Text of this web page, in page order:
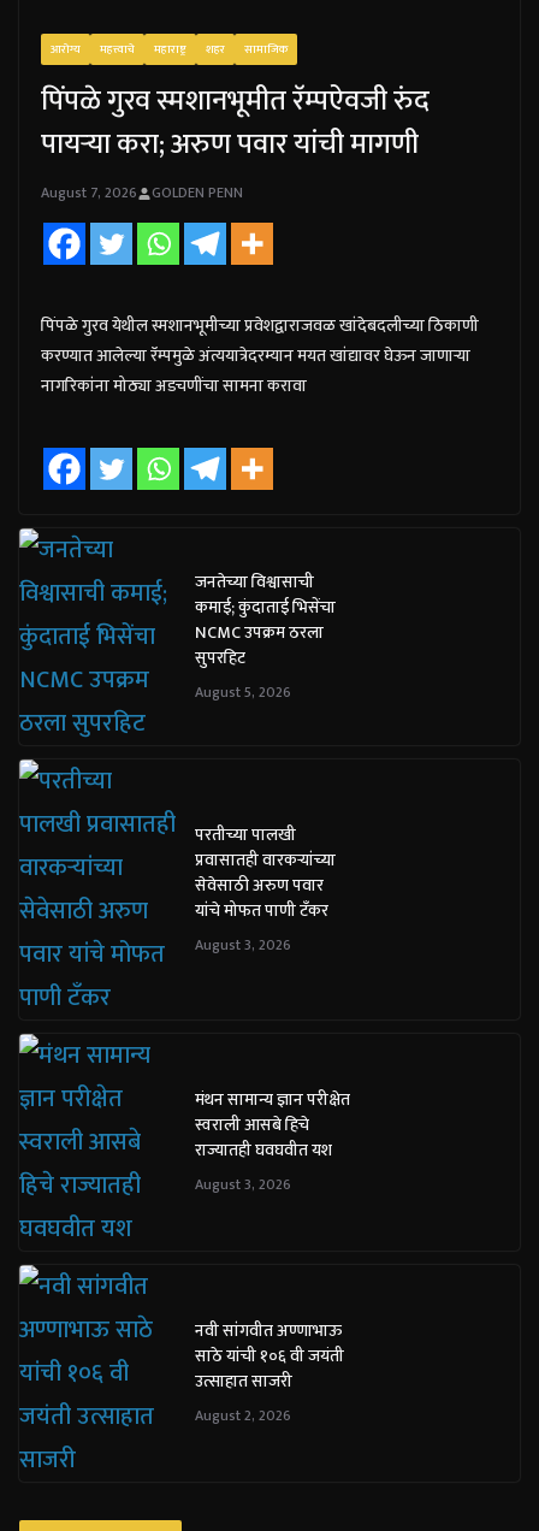
आरोग्य महत्त्वाचे महाराष्ट्र शहर सामाजिक
पिंपळे गुरव स्मशानभूमीत रॅम्पऐवजी रुंद
पायऱ्या करा; अरुण पवार यांची मागणी
August 7, 2026 GOLDEN PENN
पिंपळे गुरव येथील स्मशानभूमीच्या प्रवेशद्वाराजवळ खांदेबदलीच्या ठिकाणी
करण्यात आलेल्या रॅम्पमुळे अंत्ययात्रेदरम्यान मयत खांद्यावर घेऊन जाणाऱ्या
नागरिकांना मोठ्या अडचणींचा सामना करावा
जनतेच्या विश्वासाची
कमाई; कुंदाताई भिसेंचा
NCMC उपक्रम ठरला
सुपरहिट
August 5, 2026
परतीच्या पालखी
प्रवासातही वारकऱ्यांच्या
सेवेसाठी अरुण पवार
यांचे मोफत पाणी टँकर
August 3, 2026
मंथन सामान्य ज्ञान परीक्षेत
स्वराली आसबे हिचे
राज्यातही घवघवीत यश
August 3, 2026
नवी सांगवीत अण्णाभाऊ
साठे यांची १०६ वी जयंती
उत्साहात साजरी
August 2, 2026